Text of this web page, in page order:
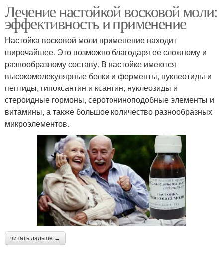
Лечение настойкой восковой моли:
эффективность и применение
Настойка восковой моли применение находит
широчайшее. Это возможно благодаря ее сложному и
разнообразному составу. В настойке имеются
высокомолекулярные белки и ферменты, нуклеотиды и
пептиды, гипоксантин и ксантин, нуклеозиды и
стероидные гормоны, серотониноподобные элементы и
витамины, а также большое количество разнообразных
микроэлементов.
читать дальше →